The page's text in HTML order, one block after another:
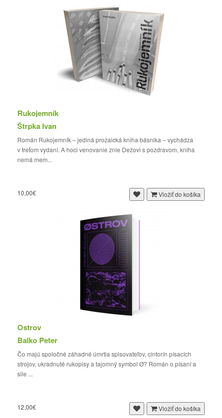
Rukojemník
Štrpka Ivan
Román Rukojemník – jediná prozaická kniha básnika – vychádza
v treťom vydaní. A hoci venovanie znie Dežovi s pozdravom, kniha
nemá mem...
10,00€ Vložiť do košíka
Ostrov
Balko Peter
Čo majú spoločné záhadné úmrtia spisovateľov, cintorín písacích
strojov, ukradnuté rukopisy a tajomný symbol Ø? Román o písaní a
sile ...
12,00€ Vložiť do košíka